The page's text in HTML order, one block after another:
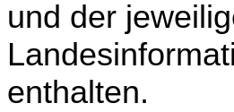
und der
enthalten.